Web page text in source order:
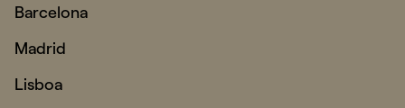
Barcelona
Madrid
Lisboa